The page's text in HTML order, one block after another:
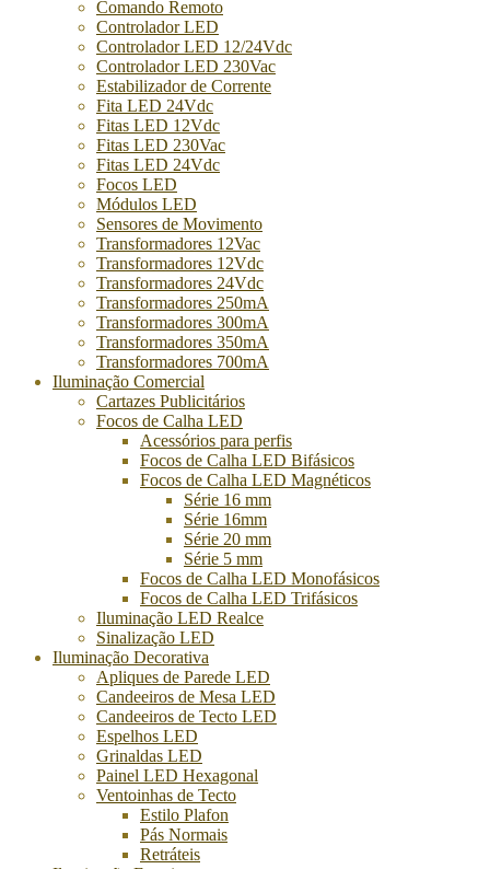
Comando Remoto
Controlador LED
Controlador LED 12/24Vdc
Controlador LED 230Vac
Estabilizador de Corrente
Fita LED 24Vdc
Fitas LED 12Vdc
Fitas LED 230Vac
Fitas LED 24Vdc
Focos LED
Módulos LED
Sensores de Movimento
Transformadores 12Vac
Transformadores 12Vdc
Transformadores 24Vdc
Transformadores 250mA
Transformadores 300mA
Transformadores 350mA
Transformadores 700mA
Iluminação Comercial
Cartazes Publicitários
Focos de Calha LED
Acessórios para perfis
Focos de Calha LED Bifásicos
Focos de Calha LED Magnéticos
Série 16 mm
Série 16mm
Série 20 mm
Série 5 mm
Focos de Calha LED Monofásicos
Focos de Calha LED Trifásicos
Iluminação LED Realce
Sinalização LED
Iluminação Decorativa
Apliques de Parede LED
Candeeiros de Mesa LED
Candeeiros de Tecto LED
Espelhos LED
Grinaldas LED
Painel LED Hexagonal
Ventoinhas de Tecto
Estilo Plafon
Pás Normais
Retráteis